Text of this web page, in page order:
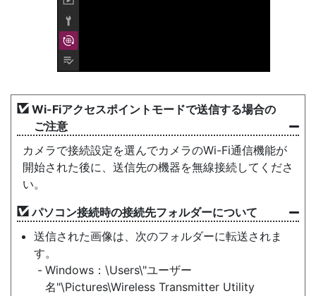
Wi-Fiアクセスポイントモードで送信する場合の
ご注意
カメラで接続設定を選んでカメラのWi-Fi通信機能が
開始された後に、送信先の機器を無線接続してくださ
い。
パソコン接続時の接続先フォルダーについて
送信された画像は、次のフォルダーに転送されま
す。
Windows：\Users\"ユーザー
名"\Pictures\Wireless Transmitter Utility